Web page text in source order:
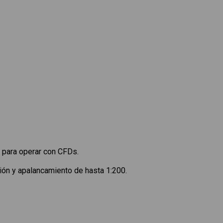
operar con CFDs.
y apalancamiento de hasta 1:200.